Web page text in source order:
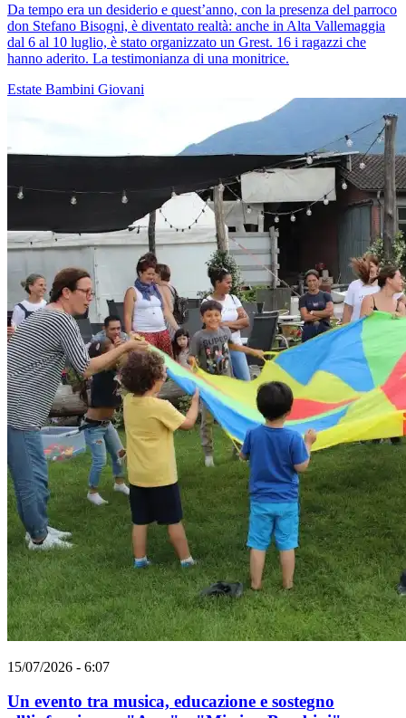
Da tempo era un desiderio e quest’anno, con la presenza del parroco
don Stefano Bisogni, è diventato realtà: anche in Alta Vallemaggia
dal 6 al 10 luglio, è stato organizzato un Grest. 16 i ragazzi che
hanno aderito. La testimonianza di una monitrice.
Estate Bambini Giovani
15/07/2026 - 6:07
Un evento tra musica, educazione e sostegno